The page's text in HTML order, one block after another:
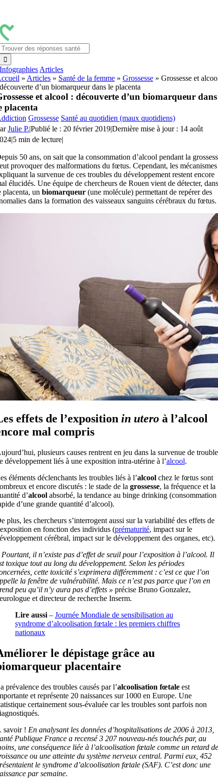
contenu
Infographies Articles
» Articles» Santé de la femme» Grossesse» Grossesse et
d’un biomarqueur dans le placenta
et alcool : découverte d’un biomarqueur dans
placenta
Grossesse Santé au quotidien (maux quotidiens)
Julie P.|Publié le : 20 février 2019|Dernière mise à jour : 14 août
|5 min de lecture|
50 ans, on sait que la consommation d’alcool pendant la
provoquer des malformations du fœtus. Cependant, les mécanismes
la survenue de ces troubles du développement restent encore
élucidés. Une équipe de chercheurs de Rouen vient de détecter, dans
placenta, un biomarqueur(une molécule) permettant de repérer des
dans la formation des vaisseaux sanguins cérébraux du fœtus.
effets de l’exposition in uteroà l’alcool
mal compris
plusieurs causes rentrent en jeu dans la survenue de
développement liés à une exposition intra-utérine à l’alcool.
éléments déclenchants les troubles liés à l’alcoolchez le fœtus sont
et encore discutés : le stade de la grossesse, la fréquence et la
d’alcoolabsorbé, la tendance au binge drinking (consommation
d’une grande quantité d’alcool).
plus, les chercheurs s’interrogent aussi sur la variabilité des effets de
en fonction des individus (prématurité, impact sur le
cérébral, impact sur le développement des organes, etc).
il n’existe pas d’effet de seuil pour l’exposition à l’alcool. Il
toxique tout au long du développement. Selon les périodes
cette toxicité s’exprimera différemment : c’est ce que l’on
la fenêtre de vulnérabilité. Mais ce n’est pas parce que l’on en
peu qu’il n’y aura pas d’effets » précise Bruno Gonzalez,
et directeur de recherche Inserm.
Lire aussi– Journée Mondiale de sensibilisation au
syndrome d’alcoolisation fœtale : les premiers chiffres
nationaux
le dépistage grâce au
placentaire
prévalence des troubles causés par l’alcoolisation fœtaleest
et représente 20 naissances sur 1000 en Europe. Une
certainement sous-évaluée car les troubles sont parfois non
savoir ! En analysant les données d’hospitalisations de 2006 à 2013,
Publique France a recensé 3 207 nouveau-nés touchés par, au
une conséquence liée à l’alcoolisation fœtale comme un retard de
ou une atteinte du système nerveux central. Parmi eux, 452
le syndrome d’alcoolisation fœtale (SAF). C’est donc une
par semaine.